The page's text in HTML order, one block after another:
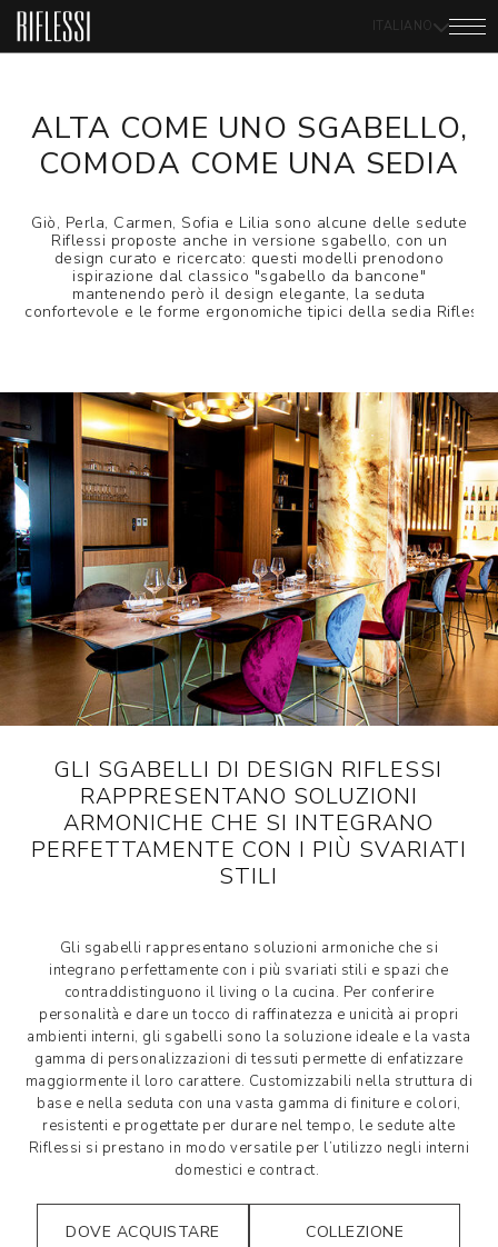
ITALIANO
ALTA COME UNO SGABELLO,
COMODA COME UNA SEDIA
Giò, Perla, Carmen, Sofia e Lilia sono alcune delle sedute
Riflessi proposte anche in versione sgabello, con un
design curato e ricercato: questi modelli prenodono
ispirazione dal classico "sgabello da bancone"
mantenendo però il design elegante, la seduta
confortevole e le forme ergonomiche tipici della sedia Riflessi.
GLI SGABELLI DI DESIGN RIFLESSI
RAPPRESENTANO SOLUZIONI
ARMONICHE CHE SI INTEGRANO
PERFETTAMENTE CON I PIÙ SVARIATI
STILI
Gli sgabelli rappresentano soluzioni armoniche che si
integrano perfettamente con i più svariati stili e spazi che
contraddistinguono il living o la cucina. Per conferire
personalità e dare un tocco di raffinatezza e unicità ai propri
ambienti interni, gli sgabelli sono la soluzione ideale e la vasta
gamma di personalizzazioni di tessuti permette di enfatizzare
maggiormente il loro carattere. Customizzabili nella struttura di
base e nella seduta con una vasta gamma di finiture e colori,
resistenti e progettate per durare nel tempo, le sedute alte
Riflessi si prestano in modo versatile per l’utilizzo negli interni
domestici e contract.
DOVE ACQUISTARE COLLEZIONE